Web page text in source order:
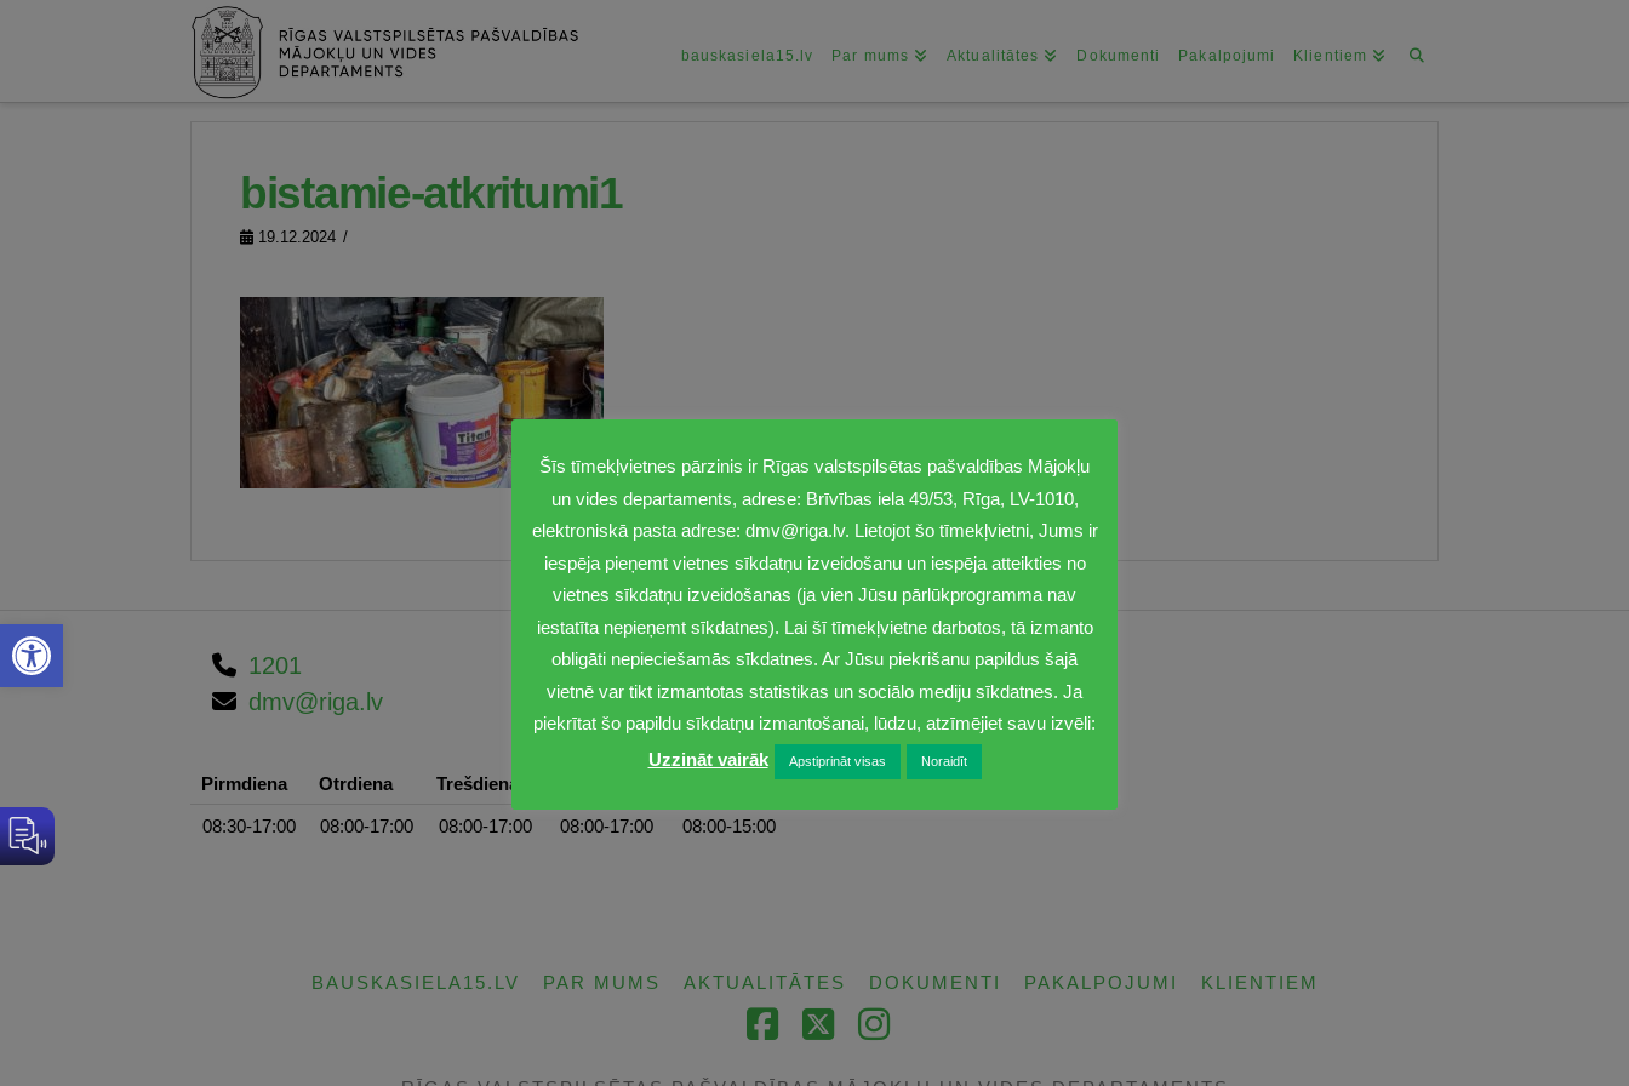
Open toolbar
bauskasiela15.lv Par mums Aktualitātes Dokumenti Pakalpojumi Klientiem
bistamie-atkritumi1
19.12.2024
1201
dmv@riga.lv
Pirmdiena Otrdiena Trešdiena
08:30-17:00 08:00-17:00 08:00-17:00 08:00-17:00 08:00-15:00
BAUSKASIELA15.LV PAR MUMS AKTUALITĀTES DOKUMENTI PAKALPOJUMI KLIENTIEM
Facebook
X Instagram
Šīs tīmekļvietnes pārzinis ir Rīgas valstspilsētas pašvaldības Mājokļu
un vides departaments, adrese: Brīvības iela 49/53, Rīga, LV-1010,
elektroniskā pasta adrese: dmv@riga.lv. Lietojot šo tīmekļvietni, Jums ir
iespēja pieņemt vietnes sīkdatņu izveidošanu un iespēja atteikties no
vietnes sīkdatņu izveidošanas (ja vien Jūsu pārlūkprogramma nav
iestatīta nepieņemt sīkdatnes). Lai šī tīmekļvietne darbotos, tā izmanto
obligāti nepieciešamās sīkdatnes. Ar Jūsu piekrišanu papildus šajā
vietnē var tikt izmantotas statistikas un sociālo mediju sīkdatnes. Ja
piekrītat šo papildu sīkdatņu izmantošanai, lūdzu, atzīmējiet savu izvēli:
Uzzināt vairāk
Apstiprināt visas Noraidīt